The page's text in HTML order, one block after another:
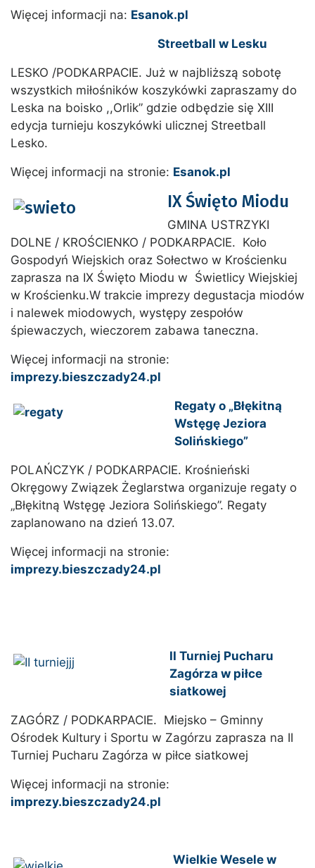
Więcej informacji na: Esanok.pl
Streetball w Lesku
LESKO /PODKARPACIE. Już w najbliższą sobotę
wszystkich miłośników koszykówki zapraszamy do
Leska na boisko ,,Orlik” gdzie odbędzie się XIII
edycja turnieju koszykówki ulicznej Streetball
Lesko.
Więcej informacji na stronie: Esanok.pl
IX Święto Miodu
GMINA USTRZYKI
DOLNE / KROŚCIENKO / PODKARPACIE. Koło
Gospodyń Wiejskich oraz Sołectwo w Krościenku
zaprasza na IX Święto Miodu w Świetlicy Wiejskiej
w Krościenku.W trakcie imprezy degustacja miodów
i nalewek miodowych, występy zespołów
śpiewaczych, wieczorem zabawa taneczna.
Więcej informacji na stronie:
imprezy.bieszczady24.pl
Regaty o „Błękitną
Wstęgę Jeziora
Solińskiego”
POLAŃCZYK / PODKARPACIE. Krośnieński
Okręgowy Związek Żeglarstwa organizuje regaty o
„Błękitną Wstęgę Jeziora Solińskiego”. Regaty
zaplanowano na dzień 13.07.
Więcej informacji na stronie:
imprezy.bieszczady24.pl
II Turniej Pucharu
Zagórza w piłce
siatkowej
ZAGÓRZ / PODKARPACIE. Miejsko – Gminny
Ośrodek Kultury i Sportu w Zagórzu zaprasza na II
Turniej Pucharu Zagórza w piłce siatkowej
Więcej informacji na stronie:
imprezy.bieszczady24.pl
Wielkie Wesele w